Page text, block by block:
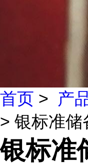
首页 > 产
> 银标准储
银标准